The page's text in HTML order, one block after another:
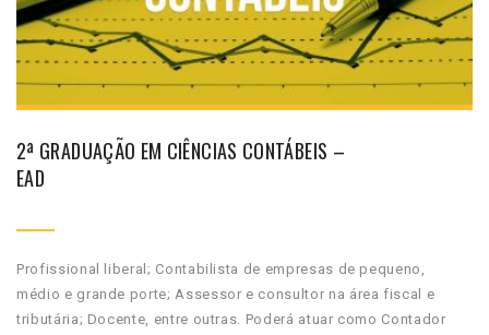
2ª GRADUAÇÃO EM CIÊNCIAS CONTÁBEIS –
EAD
Profissional liberal; Contabilista de empresas de pequeno,
médio e grande porte; Assessor e consultor na área fiscal e
tributária; Docente, entre outras. Poderá atuar como Contador